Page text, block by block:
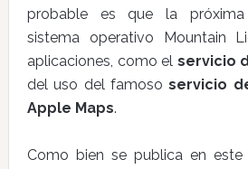
probable es que la próxima
sistema operativo Mountain
aplicaciones, como el servicio
del uso del famososervicio
Apple Maps.
Como bien se publica en